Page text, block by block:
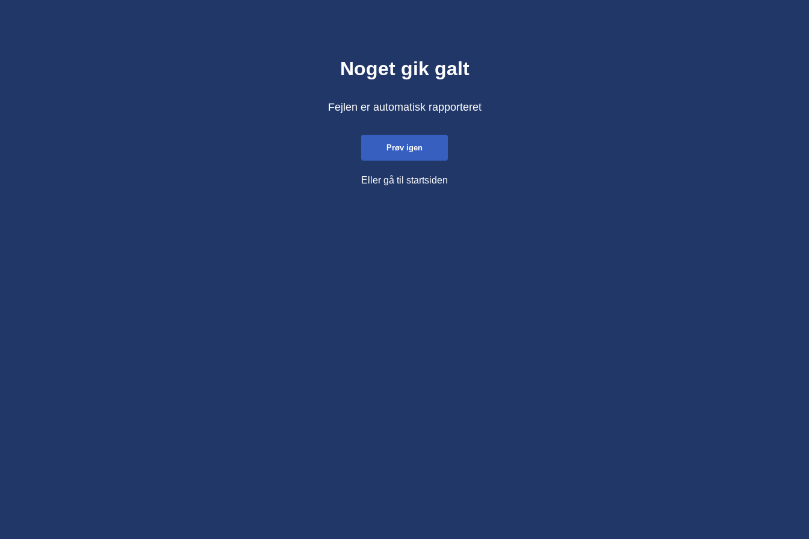
Noget gik galt
Fejlen er automatisk rapporteret
Prøv igen
Eller gå til startsiden